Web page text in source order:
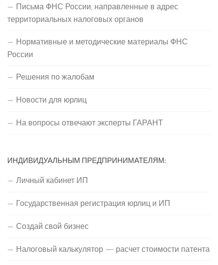
Письма ФНС России, направленные в адрес
территориальных налоговых органов
Нормативные и методические материалы ФНС
России
Решения по жалобам
Новости для юрлиц
На вопросы отвечают эксперты ГАРАНТ
ИНДИВИДУАЛЬНЫМ ПРЕДПРИНИМАТЕЛЯМ:
Личный кабинет ИП
Государственная регистрация юрлиц и ИП
Создай свой бизнес
Налоговый калькулятор — расчет стоимости патента